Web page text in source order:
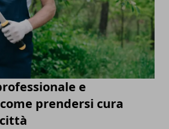
e
prendersi cura